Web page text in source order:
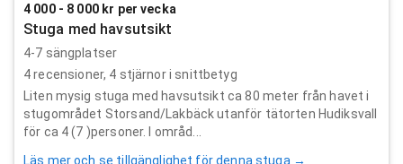
4 000 - 8 000 kr per vecka
Stuga med havsutsikt
4-7 sängplatser
4recensioner, 4 stjärnor i snittbetyg
Liten mysig stuga med havsutsikt ca 80 meter från havet i
stugområdet Storsand/Lakbäck utanför tätorten Hudiksvall
för ca 4 (7 )personer. I områd...
Läs mer och se tillgänglighet för denna stuga →